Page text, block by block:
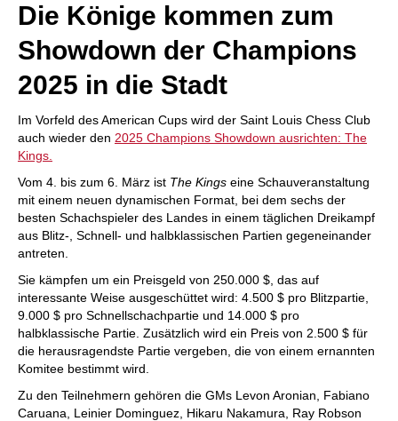
Die Könige kommen zum
Showdown der Champions
2025 in die Stadt
Im Vorfeld des American Cups wird der Saint Louis Chess Club
auch wieder den 2025 Champions Showdown ausrichten: The
Kings.
Vom 4. bis zum 6. März ist The Kings eine Schauveranstaltung
mit einem neuen dynamischen Format, bei dem sechs der
besten Schachspieler des Landes in einem täglichen Dreikampf
aus Blitz-, Schnell- und halbklassischen Partien gegeneinander
antreten.
Sie kämpfen um ein Preisgeld von 250.000 $, das auf
interessante Weise ausgeschüttet wird: 4.500 $ pro Blitzpartie,
9.000 $ pro Schnellschachpartie und 14.000 $ pro
halbklassische Partie. Zusätzlich wird ein Preis von 2.500 $ für
die herausragendste Partie vergeben, die von einem ernannten
Komitee bestimmt wird.
Zu den Teilnehmern gehören die GMs Levon Aronian, Fabiano
Caruana, Leinier Dominguez, Hikaru Nakamura, Ray Robson